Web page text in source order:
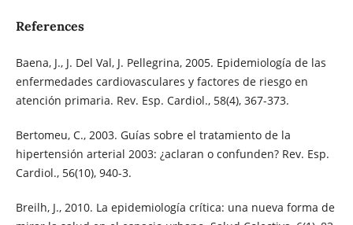
References
Baena, J., J. Del Val, J. Pellegrina, 2005. Epidemiología de las
enfermedades cardiovasculares y factores de riesgo en
atención primaria. Rev. Esp. Cardiol., 58(4), 367-373.
Bertomeu, C., 2003. Guías sobre el tratamiento de la
hipertensión arterial 2003: ¿aclaran o confunden? Rev. Esp.
Cardiol., 56(10), 940-3.
Breilh, J., 2010. La epidemiología crítica: una nueva forma de